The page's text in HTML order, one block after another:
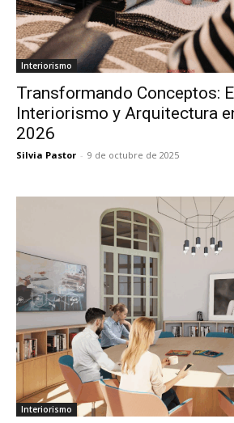
Interiorismo
Transformando Conceptos:
Interiorismo y Arquitectura
2026
Silvia Pastor - 9 de octubre de 2025
Interiorismo